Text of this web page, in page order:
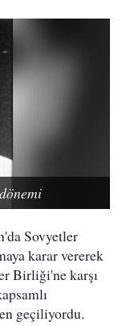
Sovyetler
karar vererek
Birliği'ne karşı
geçiliyordu.